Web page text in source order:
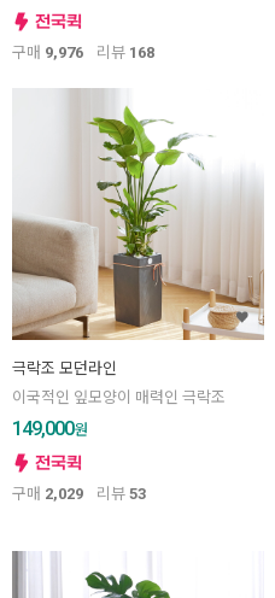
구매 9,976 리뷰 168
극락조 모던라인
이국적인 잎모양이 매력인 극락조
149,000원
구매 2,029 리뷰 53